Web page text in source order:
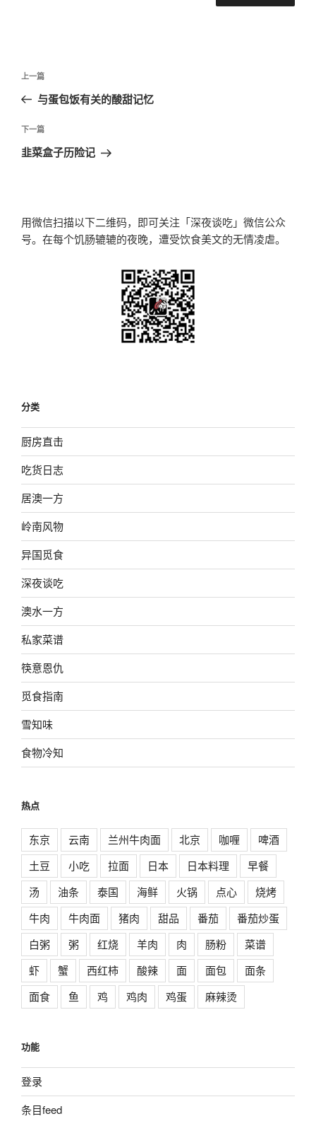
文
导
航
上
一
文
章
上一篇
与蛋包饭有关的酸甜记忆
下
一
下一篇
韭菜盒子历险记
用微信扫描以下二维码，即可关注「深夜谈吃」微信公众
号。在每个饥肠辘辘的夜晚，遭受饮食美文的无情凌虐。
分类
厨房直击
吃货日志
居澳一方
岭南风物
异国觅食
深夜谈吃
澳水一方
私家菜谱
筷意恩仇
觅食指南
雪知味
食物冷知
热点
东京 云南 兰州牛肉面 北京 咖喱
啤酒
土豆
小吃 拉面 日本 日本料理
早餐
汤
油条 泰国 海鲜 火锅 点心
烧烤
牛肉
牛肉面 猪肉 甜品 番茄
番茄炒蛋
白粥
粥 红烧 羊肉 肉 肠粉
菜谱
虾
蟹 西红柿 酸辣 面 面包
面条
面食
鱼 鸡 鸡肉 鸡蛋 麻辣烫
功能
登录
条目feed